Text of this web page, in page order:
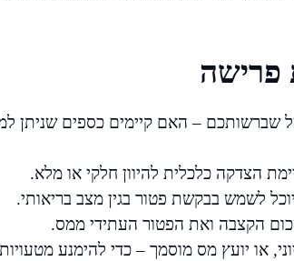
פרישה
שברשותכם – האם קיימים כספים שניתן
הצדקה כלכלית להיוון חלקי או מלא.
לשמש בבקשת פטור בגין מצב בריאותי.
הקצבה ואת הפטור העתידי ממס.
או יועץ מס מוסמך – כדי להימנע